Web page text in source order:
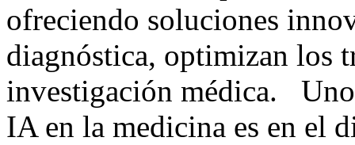
ofreciendo soluciones
diagnóstica, optimizan los
investigación médica. Uno
IA en la medicina es en el